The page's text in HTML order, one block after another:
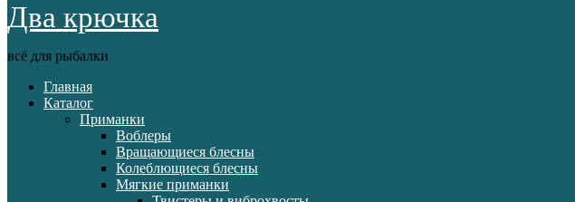
Два крючка
всё для рыбалки
Главная
Каталог
Приманки
Воблеры
Вращающиеся блесны
Колеблющиеся блесны
Мягкие приманки